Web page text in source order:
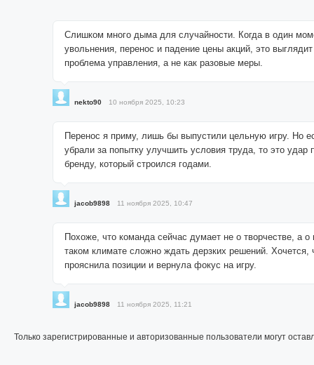
Слишком много дыма для случайности. Когда в один
увольнения, перенос и падение цены акций, это
проблема управления, а не как разовые меры.
nekto90 10 ноября 2025, 10:23
Перенос я приму, лишь бы выпустили цельную игру. Но
убрали за попытку улучшить условия труда, то это удар
бренду, который строился годами.
jacob9898 11 ноября 2025, 10:47
Похоже, что команда сейчас думает не о творчестве, а
таком климате сложно ждать дерзких решений. Хочется,
прояснила позиции и вернула фокус на игру.
jacob9898 11 ноября 2025, 11:21
Только зарегистрированные и авторизованные пользователи могут